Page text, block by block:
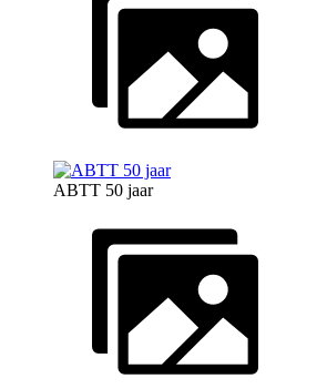
ABTT 50 jaar